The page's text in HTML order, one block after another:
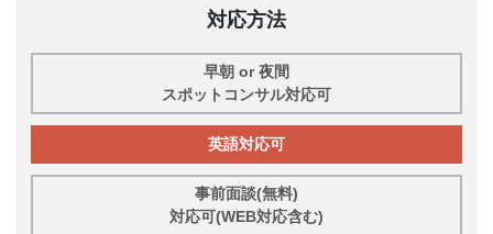
対応方法
早朝 or 夜間
スポットコンサル対応可
英語対応可
事前面談(無料)
対応可(WEB対応含む)